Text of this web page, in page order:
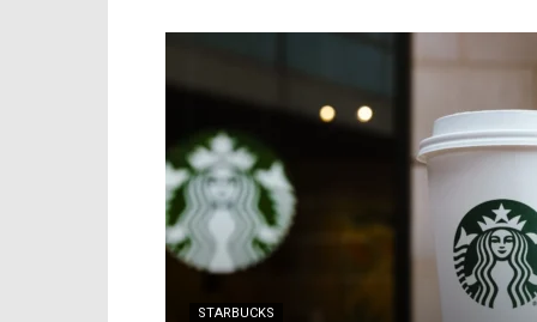
STARBUCKS